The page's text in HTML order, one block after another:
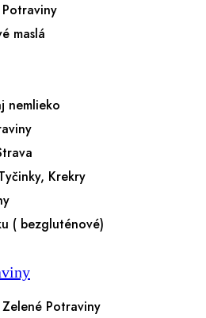
maslá
nemlieko
Krekry
( bezgluténové)
Potraviny